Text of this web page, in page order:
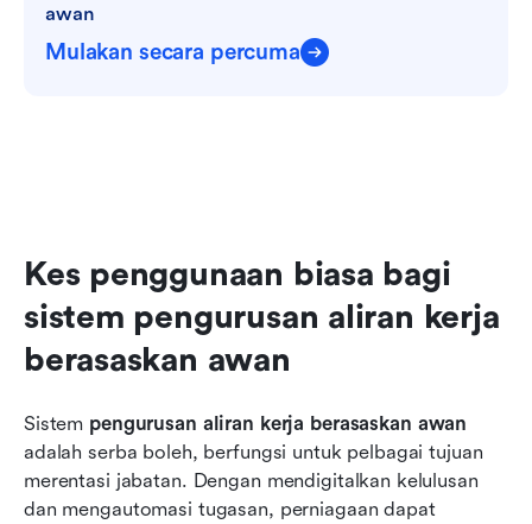
awan
Mulakan secara percuma
Kes penggunaan biasa bagi
sistem pengurusan aliran kerja
berasaskan awan
Sistem pengurusan aliran kerja berasaskan awan
adalah serba boleh, berfungsi untuk pelbagai tujuan
merentasi jabatan. Dengan mendigitalkan kelulusan
dan mengautomasi tugasan, perniagaan dapat